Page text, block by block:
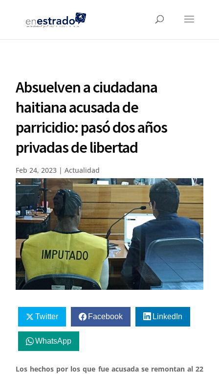
Absuelven a ciudadana
haitiana acusada de
parricidio: pasó dos años
privadas de libertad
Feb 24, 2023 |Actualidad
Twitter Facebook LinkedIn
WhatsApp
Los hechos por los que fue acusada se remontan al 22